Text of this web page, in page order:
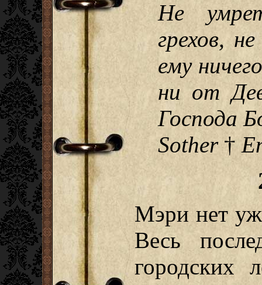
Не
грехов,
ему
ни от
Господа
Sother†
Мэри нет
Весь
городских